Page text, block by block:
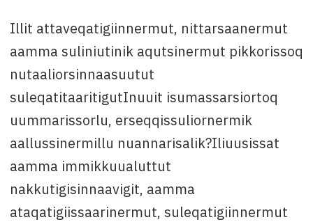
Qinnuteqarfissamut killigititaq
: 28. december
Attavissaq:
Louise Bro Kaae, oqarasuaat:
Patricia Lund Olsen, oqarasuaat:+299 347804
Peter Rex, oqarasuaat:+299 347872
Illit attaveqatigiinnermut, nittarsaanermut
aamma suliniutinik aqutsinermut pikkorissoq
nutaaliorsinnaasuutut
suleqatitaaritigutInuuit isumassarsiortoq
uummarissorlu, erseqqissuliornermik
aallussinermillu nuannarisalik?Iliuusissat
aamma immikkuualuttut
nakkutigisinnaavigit, aamma
ataqatigiissaarinermut, suleqatigiinnermut